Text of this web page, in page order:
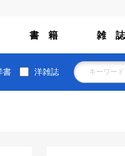
書 籍 雑 誌
書 洋雑誌